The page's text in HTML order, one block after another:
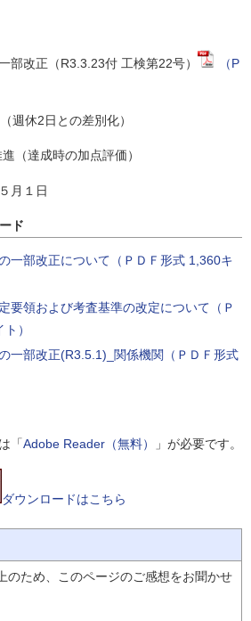
部改正（R3.3.23付 工検第22号）
（P
週休2日との差別化）
（達成時の加点評価）
月１日
ド
一部改正について（ＰＤＦ形式 1,360キ
要領および考査基準の改定について（Ｐ
）
一部改正(R3.5.1)_関係機関（ＰＤＦ形式
「Adobe Reader（無料） 」が必要です。
ダウンロードはこちら
のため、このページのご感想をお聞かせ